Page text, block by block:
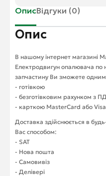
ОписВідгуки (0)
Опис
В нашому інтернет магазині
Електродвигун опалювача по
запчастину Ви зможете одним
- готівкою
- безготівковим рахунком з
- карткою MasterCard або Visa
Доставка здійснюється в
Вас способом:
- SAT
- Нова пошта
- Самовивіз
- Делівері